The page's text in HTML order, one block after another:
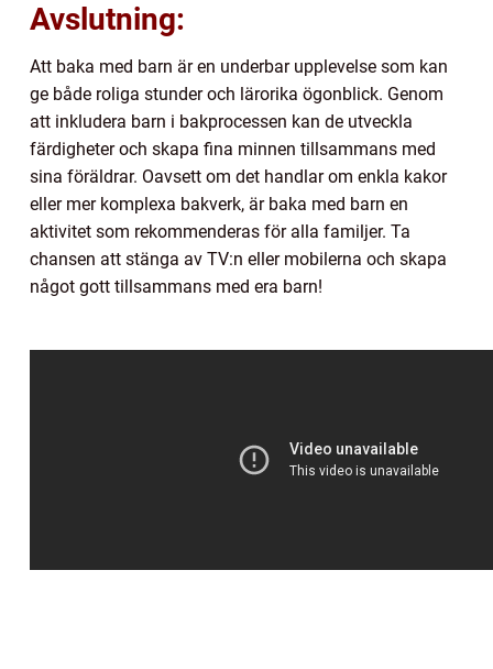
Avslutning:
Att baka med barn är en underbar upplevelse som kan
ge både roliga stunder och lärorika ögonblick. Genom
att inkludera barn i bakprocessen kan de utveckla
färdigheter och skapa fina minnen tillsammans med
sina föräldrar. Oavsett om det handlar om enkla kakor
eller mer komplexa bakverk, är baka med barn en
aktivitet som rekommenderas för alla familjer. Ta
chansen att stänga av TV:n eller mobilerna och skapa
något gott tillsammans med era barn!